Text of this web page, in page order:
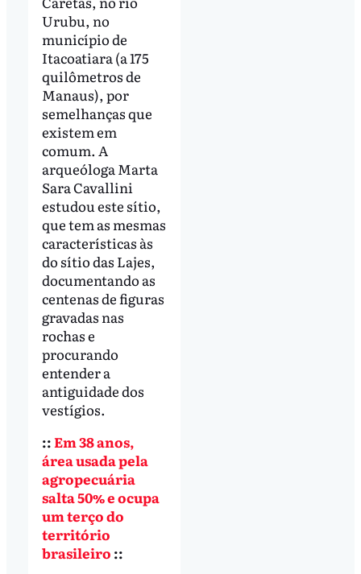
Urubu, no
município de
Itacoatiara (a 175
quilômetros de
Manaus), por
semelhanças que
existem em
comum. A
arqueóloga Marta
Sara Cavallini
estudou este sítio,
que tem as mesmas
características às
do sítio das Lajes,
documentando as
centenas de figuras
gravadas nas
rochas e
procurando
entender a
antiguidade dos
vestígios.
::Em 38 anos,
área usada pela
agropecuária
salta 50% e ocupa
um terço do
território
brasileiro ::